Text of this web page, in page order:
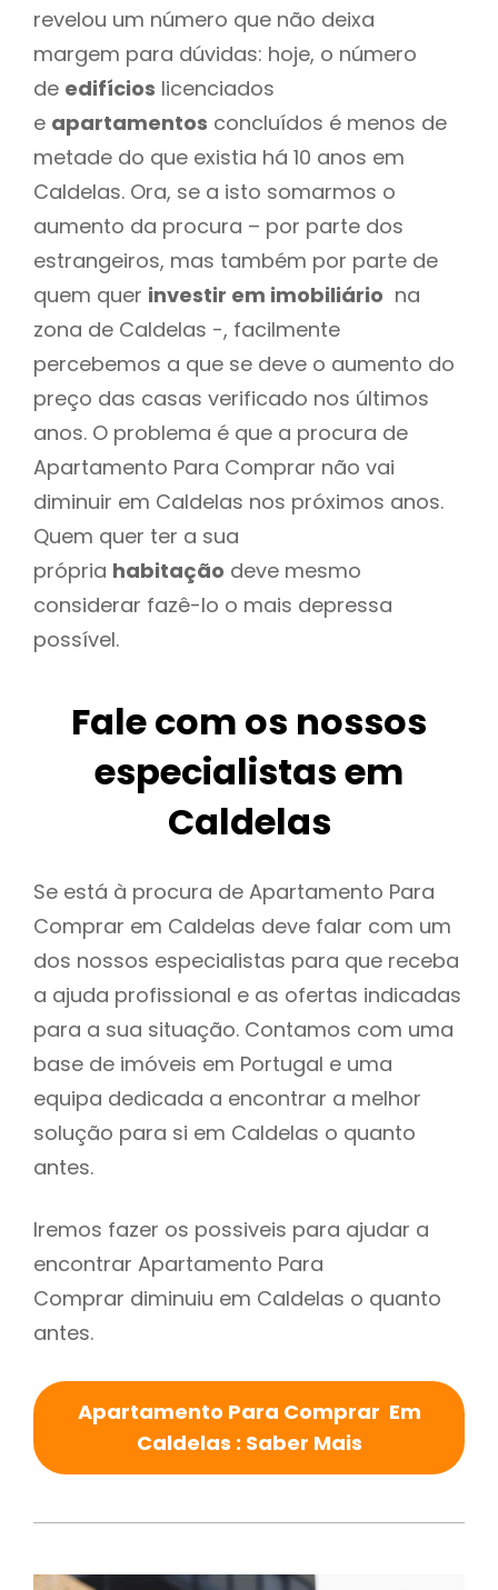
revelou um número que não deixa
margem para dúvidas: hoje, o número
de edifícios licenciados
e apartamentos concluídos é menos de
metade do que existia há 10 anos em
Caldelas. Ora, se a isto somarmos o
aumento da procura – por parte dos
estrangeiros, mas também por parte de
quem quer investir em imobiliário na
zona de Caldelas -, facilmente
percebemos a que se deve o aumento do
preço das casas verificado nos últimos
anos. O problema é que a procura de
Apartamento Para Comprar não vai
diminuir em Caldelas nos próximos anos.
Quem quer ter a sua
própria habitação deve mesmo
considerar fazê-lo o mais depressa
possível.
Fale com os nossos
especialistas em
Caldelas
Se está à procura de Apartamento Para
Comprar em Caldelas deve falar com um
dos nossos especialistas para que receba
a ajuda profissional e as ofertas indicadas
para a sua situação. Contamos com uma
base de imóveis em Portugal e uma
equipa dedicada a encontrar a melhor
solução para si em Caldelas o quanto
antes.
Iremos fazer os possiveis para ajudar a
encontrar Apartamento Para
Comprar diminuiu em Caldelas o quanto
antes.
Apartamento Para Comprar Em
Caldelas : Saber Mais